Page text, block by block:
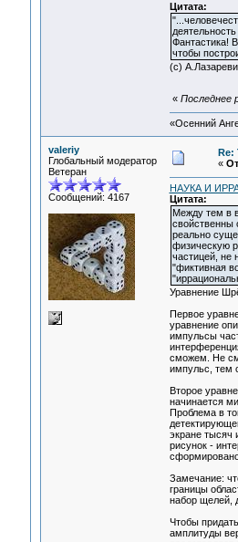
Цитата:
Фантастика!
чтобы
(с)
« Последнее
«Осенний
valeriy
Глобальный модератор
Ветеран
Сообщений: 4167
Re:
«
НАУКА И
Цитата:
Между тем в
свойственны
реально
физическую
частицей, не
"фиктивная
Уравнение
Первое
уравнение
импульсы
сможем. Не
импульс, тем
Второе
начинается
Проблема в
экране тысяч
рисунок -
Замечание:
границы
набор щелей,
Чтобы
амплитуды